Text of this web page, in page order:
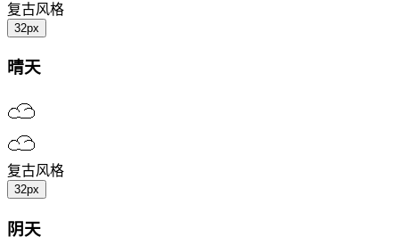
复古风格
32px
晴天
复古风格
32px
阴天